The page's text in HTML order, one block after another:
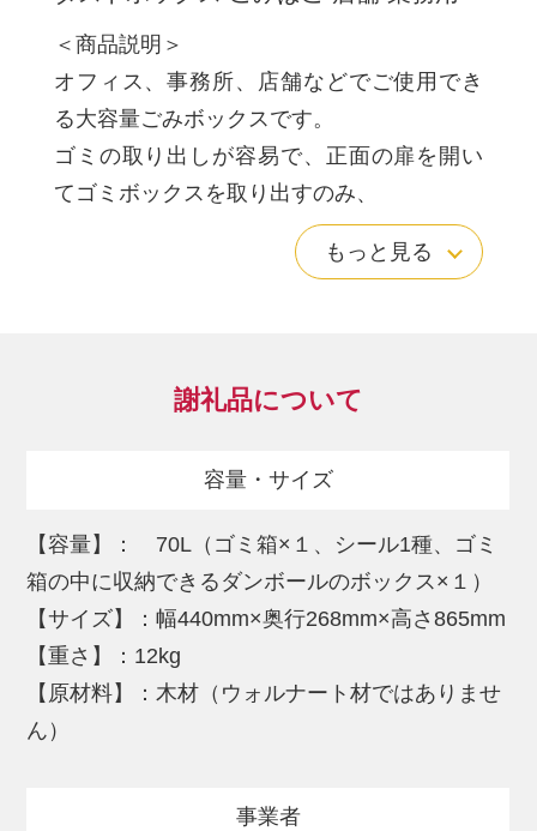
＜商品説明＞
オフィス、事務所、店舗などでご使用でき
る大容量ごみボックスです。
ゴミの取り出しが容易で、正面の扉を開い
てゴミボックスを取り出すのみ、
圧倒的に軽い紙ベースでの台箱があります
おり高級感があります。
現した高機能オレフィンシートを使用して
コーティングテクノロジーを使用していま
耐傷性、耐候性にすぐれ、汚れがつきづら
いシートになります。マジック、インキ、
もっと見る
謝礼品について
容量・サイズ
【容量】： 70L（ゴミ箱×１、シール1種、ゴミ
箱の中に収納できるダンボールのボックス×１）
【サイズ】：幅440mm×奥行268mm×高さ865mm
【重さ】：12kg
【原材料】：木材（ウォルナート材ではありませ
ん）
事業者